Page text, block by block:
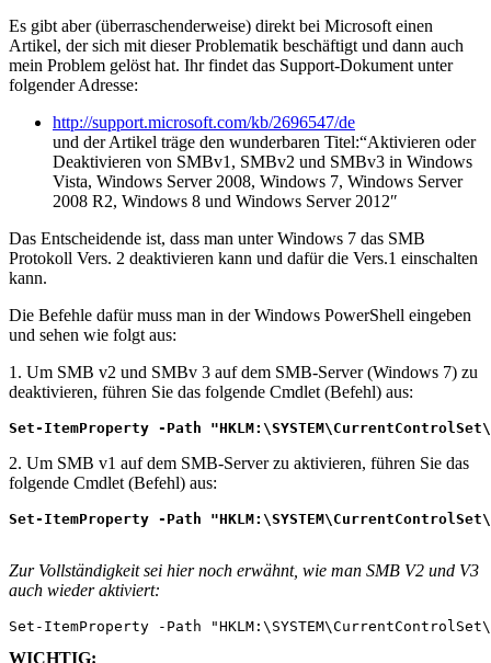
Es gibt aber (überraschenderweise) direkt bei Microsoft einen
Artikel, der sich mit dieser Problematik beschäftigt und dann auch
mein Problem gelöst hat. Ihr findet das Support-Dokument unter
folgender Adresse:
http://support.microsoft.com/kb/2696547/de
und der Artikel träge den wunderbaren Titel:“Aktivieren oder
Deaktivieren von SMBv1, SMBv2 und SMBv3 in Windows
Vista, Windows Server 2008, Windows 7, Windows Server
2008 R2, Windows 8 und Windows Server 2012″
Das Entscheidende ist, dass man unter Windows 7 das SMB
Protokoll Vers. 2 deaktivieren kann und dafür die Vers.1 einschalten
kann.
Die Befehle dafür muss man in der Windows PowerShell eingeben
und sehen wie folgt aus:
1. Um SMB v2 und SMBv 3 auf dem SMB-Server (Windows 7) zu
deaktivieren, führen Sie das folgende Cmdlet (Befehl) aus:
Set-ItemProperty -Path
2. Um SMB v1 auf dem SMB-Server zu aktivieren, führen Sie das
folgende Cmdlet (Befehl) aus:
Set-ItemProperty -Path
Zur Vollständigkeit sei hier noch erwähnt, wie man SMB V2 und V3
auch wieder aktiviert:
Set-ItemProperty -Path
WICHTIG: